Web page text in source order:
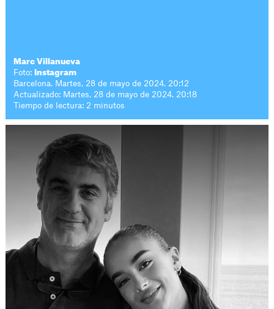
Marc Villanueva
Foto:
Instagram
Barcelona. Martes, 28 de mayo de 2024. 20:12
Actualizado: Martes, 28 de mayo de 2024. 20:18
Tiempo de lectura: 2 minutos